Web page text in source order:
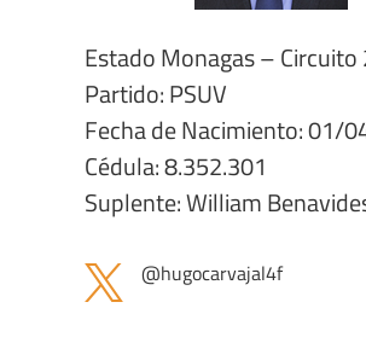
Estado Monagas – Circuito
Partido: PSUV
Fecha de Nacimiento: 01/
Cédula: 8.352.301
Suplente: William
 @hugocarvajal4f